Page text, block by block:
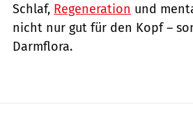
Schlaf, Regeneration und
nicht nur gut für den Kopf –
Darmflora.